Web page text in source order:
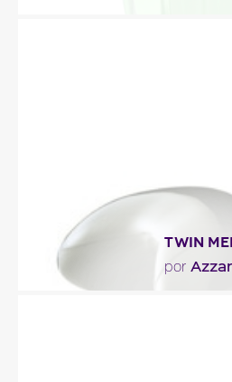
TWIN
por